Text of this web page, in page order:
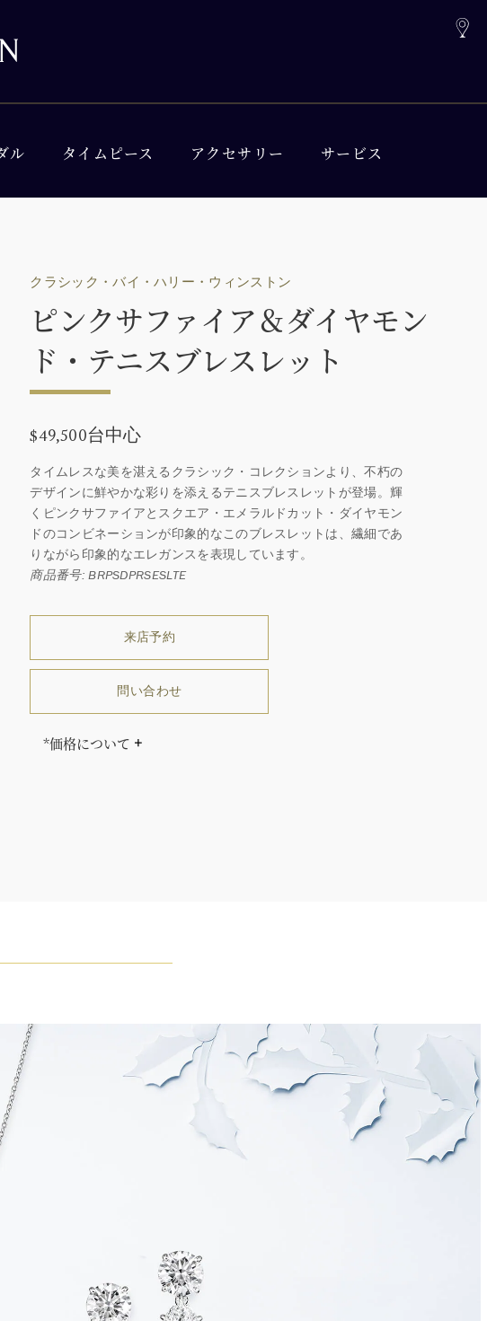
ル タイムピース アクセサリー サービス
クラシック・バイ・ハリー・ウィンストン
ピンクサファイア＆ダイヤモン
ド・テニスブレスレット
$49,500台中心
タイムレスな美を湛えるクラシック・コレクションより、不朽の
デザインに鮮やかな彩りを添えるテニスブレスレットが登場。輝
くピンクサファイアとスクエア・エメラルドカット・ダイヤモン
ドのコンビネーションが印象的なこのブレスレットは、繊細であ
りながら印象的なエレガンスを表現しています。
商品番号: BRPSDPRSESLTE
来店予約
問い合わせ
*価格について